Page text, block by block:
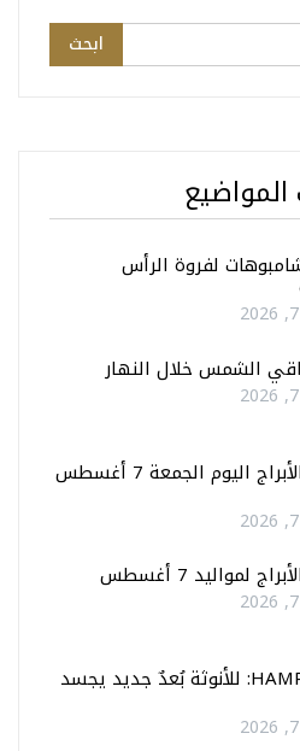
لفروة الرأس
الشمس خلال النهار
توقعـات الأبراج اليوم الجمعة 7 أغسطس
لمواليد 7 أغسطس
HAMPTON XS: للأنوثة بُعدٌ جديد يجسد